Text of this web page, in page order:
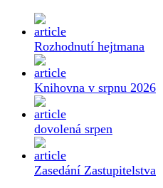
Rozhodnutí hejtmana
Knihovna v srpnu 2026
dovolená srpen
Zasedání Zastupitelstva